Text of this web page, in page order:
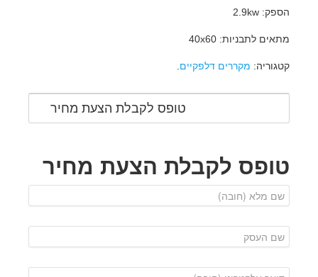
הספק: 2.9kw
מתאים לתבניות: 40x60
קטגוריה: מקררים דלפקיים
טופס לקבלת הצעת מחיר
טופס לקבלת הצעת מחיר